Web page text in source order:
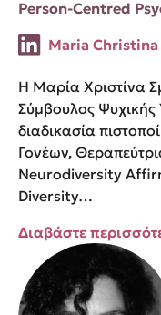
Person-Centred
Maria
Η Μαρία Χριστίνα
Σύμβουλος Ψυχικής
διαδικασία
Γονέων,
Neurodiversity
Diversity…
Διαβάστε